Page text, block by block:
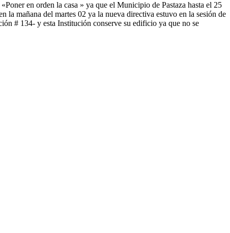
en orden la casa » ya que el Municipio de Pastaza hasta el 25
la mañana del martes 02 ya la nueva directiva estuvo en la sesión de
# 134- y esta Institución conserve su edificio ya que no se